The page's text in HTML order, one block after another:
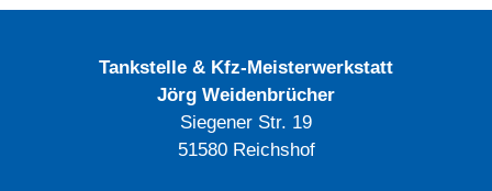
Tankstelle & Kfz-Meisterwerkstatt
Jörg Weidenbrücher
Siegener Str. 19
51580 Reichshof